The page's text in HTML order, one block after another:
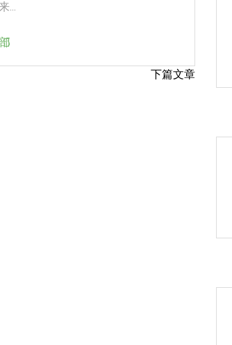
...
下篇文章